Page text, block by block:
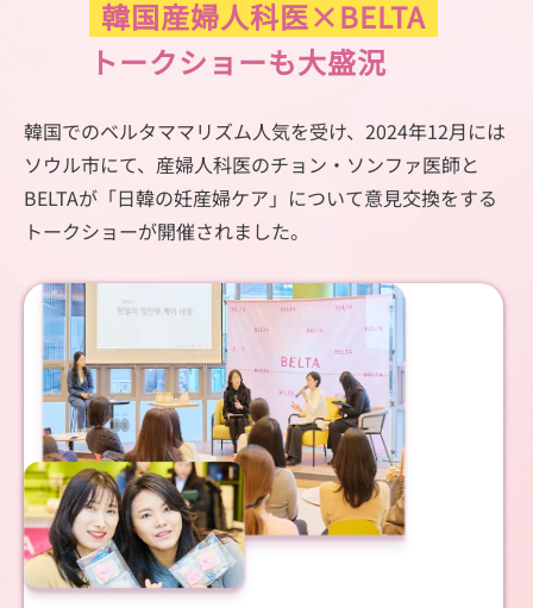
韓国産婦人科医×BELTA
トークショーも大盛況
韓国でのベルタママリズム人気を受け、2024年12月には
ソウル市にて、産婦人科医のチョン・ソンファ医師と
BELTAが「日韓の妊産婦ケア」について意見交換をする
トークショーが開催されました。